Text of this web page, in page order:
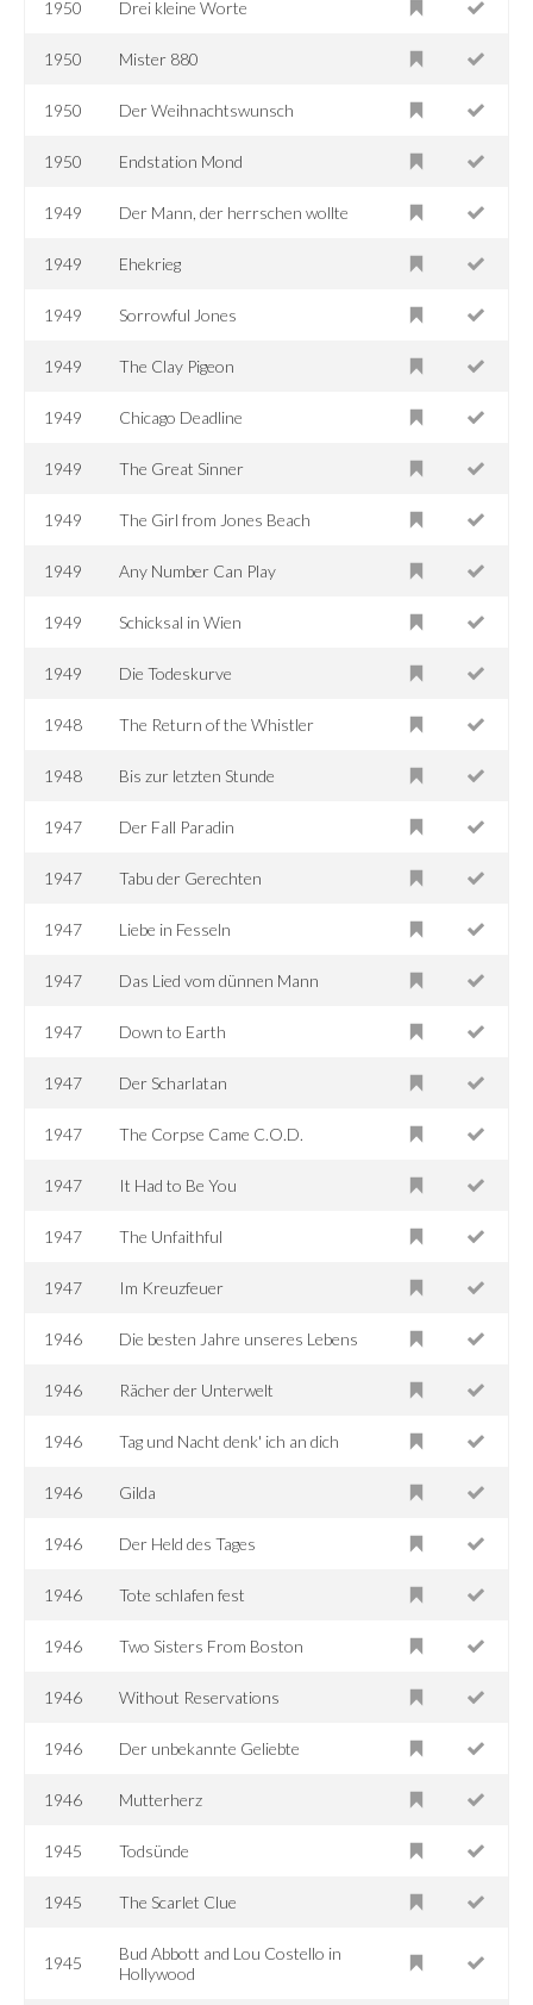
1950 Drei kleine Worte
1950 Mister 880
1950 Der Weihnachtswunsch
1950 Endstation Mond
1949 Der Mann, der herrschen wollte
1949 Ehekrieg
1949 Sorrowful Jones
1949 The Clay Pigeon
1949 Chicago Deadline
1949 The Great Sinner
1949 The Girl from Jones Beach
1949 Any Number Can Play
1949 Schicksal in Wien
1949 Die Todeskurve
1948 The Return of the Whistler
1948 Bis zur letzten Stunde
1947 Der Fall Paradin
1947 Tabu der Gerechten
1947 Liebe in Fesseln
1947 Das Lied vom dünnen Mann
1947 Down to Earth
1947 Der Scharlatan
1947 The Corpse Came C.O.D.
1947 It Had to Be You
1947 The Unfaithful
1947 Im Kreuzfeuer
1946 Die besten Jahre unseres Lebens
1946 Rächer der Unterwelt
1946 Tag und Nacht denk' ich an dich
1946 Gilda
1946 Der Held des Tages
1946 Tote schlafen fest
1946 Two Sisters From Boston
1946 Without Reservations
1946 Der unbekannte Geliebte
1946 Mutterherz
1945 Todsünde
1945 The Scarlet Clue
1945
Bud Abbott and Lou Costello in
Hollywood